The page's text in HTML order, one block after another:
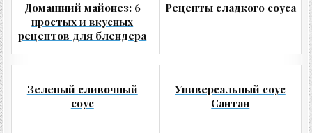
Домашний майонез: 6
простых и вкусных
рецептов для блендера
Рецепты сладкого соуса
Зеленый сливочный
соус
Универсальный соус
Сантан